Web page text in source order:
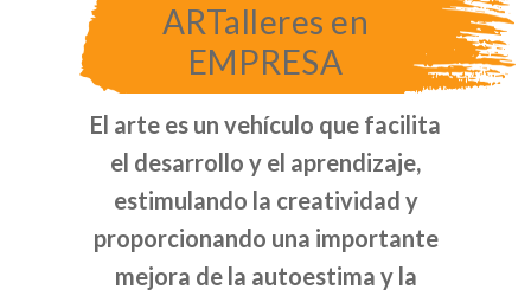
ARTalleres en
EMPRESA
El arte es un vehículo que facilita
el desarrollo y el aprendizaje,
estimulando la creatividad y
proporcionando una importante
mejora de la autoestima y la